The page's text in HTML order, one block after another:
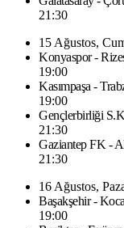
21:30
15 Ağustos,
Konyaspor -
19:00
Kasımpaşa -
19:00
Gençlerbirliği
21:30
Gaziantep FK -
21:30
16 Ağustos,
Başakşehir -
19:00